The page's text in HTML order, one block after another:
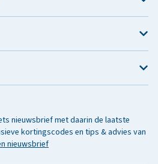
nieuwsbrief met daarin de laatste
kortingscodes en tips & advies van
nieuwsbrief